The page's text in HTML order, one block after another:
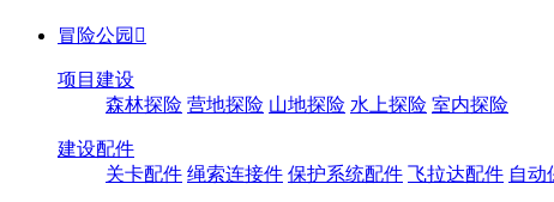
冒险公园 
项目建设
森林探险 营地探险 山地探险 水上探险 室内探险
建设配件
关卡配件 绳索连接件 保护系统配件 飞拉达配件 自动